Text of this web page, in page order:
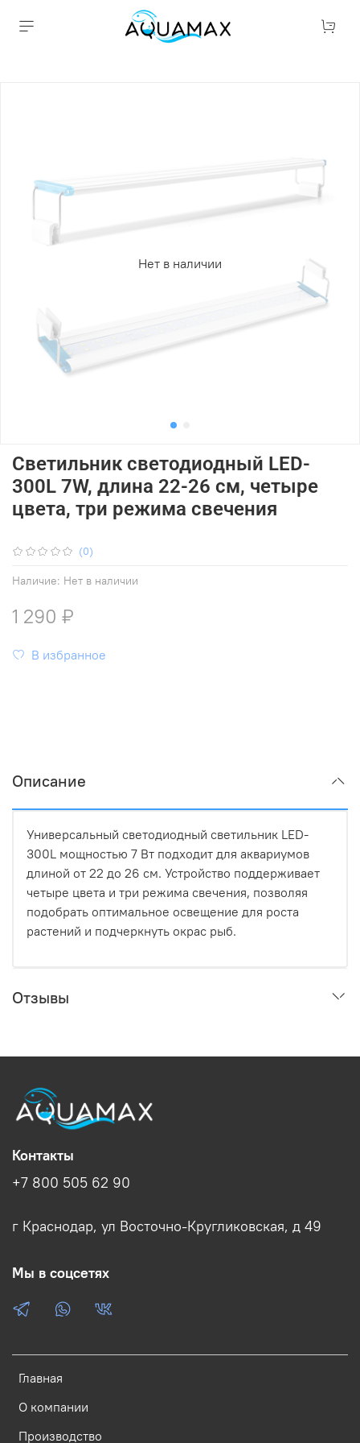
Нет в наличии
(0)
Наличие: Нет в наличии
Светильник светодиодный LED-
300L 7W, длина 22-26 см, четыре
цвета, три режима свечения
1 290 ₽
В избранное
Описание
Универсальный светодиодный светильник LED-
300L мощностью 7 Вт подходит для аквариумов
длиной от 22 до 26 см. Устройство поддерживает
четыре цвета и три режима свечения, позволяя
подобрать оптимальное освещение для роста
растений и подчеркнуть окрас рыб.
Отзывы
Главная
О компании
Производство
Контакты
+7 800 505 62 90
г Краснодар, ул Восточно-Кругликовская, д 49
Мы в соцсетях